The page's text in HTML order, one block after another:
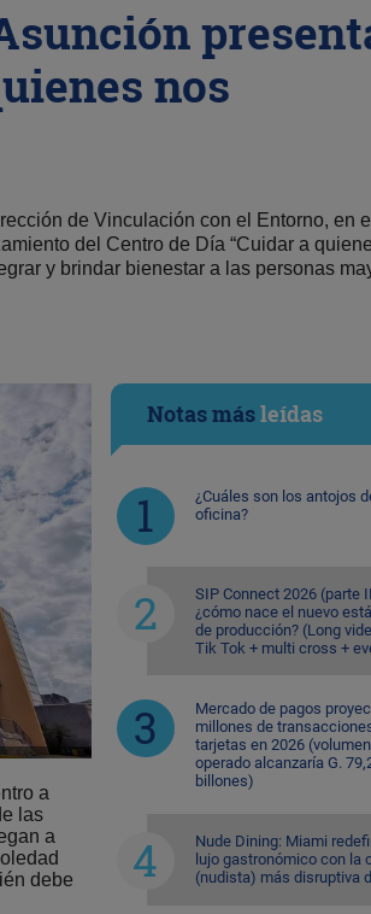
nos
de Vinculación con el Entorno, en
del Centro de Día “Cuidar a
y brindar bienestar a las personas
a
las
a
debe
Notas másleídas
¿Cuáles son los antojos
oficina?
SIP Connect 2026 (parte
¿cómo nace el nuevo
de producción? (Long
Tik Tok + multi cross +
Mercado de pagos
millones de
tarjetas en 2026 (volumen
operado alcanzaría G.
billones)
Nude Dining: Miami
lujo gastronómico con la
(nudista) más disruptiva